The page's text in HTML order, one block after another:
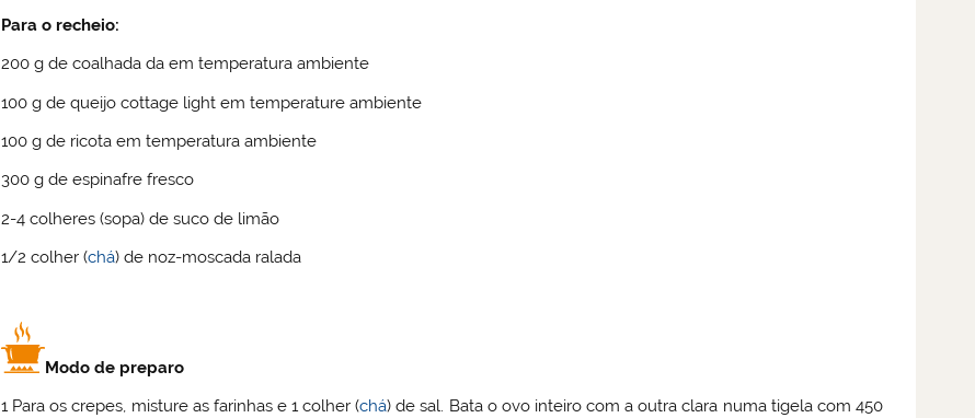
Para o recheio:
200 g de coalhada da em temperatura ambiente
100 g de queijo cottage light em temperature ambiente
100 g de ricota em temperatura ambiente
300 g de espinafre fresco
2-4 colheres (sopa) de suco de limão
1/2 colher (chá) de noz-moscada ralada
Modo de preparo
1 Para os crepes, misture as farinhas e 1 colher (chá) de sal. Bata o ovo inteiro com a outra clara numa tigela com 450